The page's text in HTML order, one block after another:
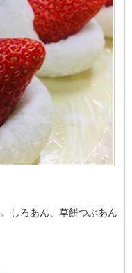
しろあん、草餅つぶあん